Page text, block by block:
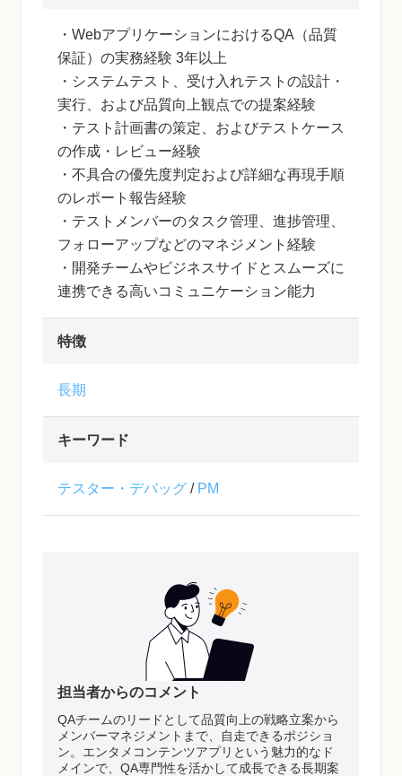
・WebアプリケーションにおけるQA（品質
保証）の実務経験 3年以上
・システムテスト、受け入れテストの設計・
実行、および品質向上観点での提案経験
・テスト計画書の策定、およびテストケース
の作成・レビュー経験
・不具合の優先度判定および詳細な再現手順
のレポート報告経験
・テストメンバーのタスク管理、進捗管理、
フォローアップなどのマネジメント経験
・開発チームやビジネスサイドとスムーズに
連携できる高いコミュニケーション能力
特徴
長期
キーワード
テスター・デバッグ / PM
担当者からのコメント
QAチームのリードとして品質向上の戦略立案から
メンバーマネジメントまで、自走できるポジショ
ン。エンタメコンテンツアプリという魅力的なド
メインで、QA専門性を活かして成長できる長期案